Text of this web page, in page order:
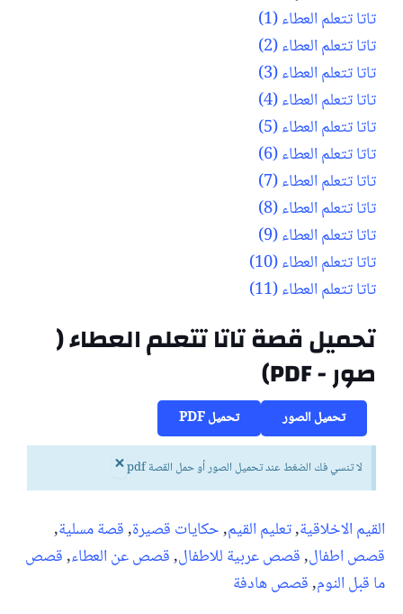
تاتا تتعلم العطاء (1)
تاتا تتعلم العطاء (2)
تاتا تتعلم العطاء (3)
تاتا تتعلم العطاء (4)
تاتا تتعلم العطاء (5)
تاتا تتعلم العطاء (6)
تاتا تتعلم العطاء (7)
تاتا تتعلم العطاء (8)
تاتا تتعلم العطاء (9)
تاتا تتعلم العطاء (10)
تاتا تتعلم العطاء (11)
تحميل قصة تاتا تتعلم العطاء (
صور - PDF)
تحميل الصور تحميل PDF
لا تنسي فك الضغط عند تحميل الصور أو حمل القصة pdf ×
القيم الاخلاقية,تعليم القيم,حكايات قصيرة,قصة مسلية,
قصص اطفال,قصص عربية للاطفال,قصص عن العطاء,قصص
ما قبل النوم,قصص هادفة